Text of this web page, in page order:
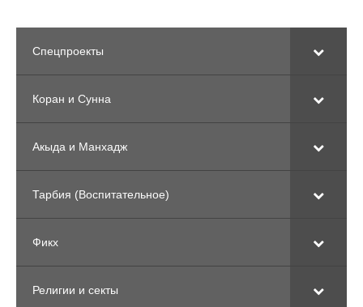
Спецпроекты
Коран и Сунна
Акыда и Манхадж
Тарбия (Воспитательное)
Фикх
Религии и секты